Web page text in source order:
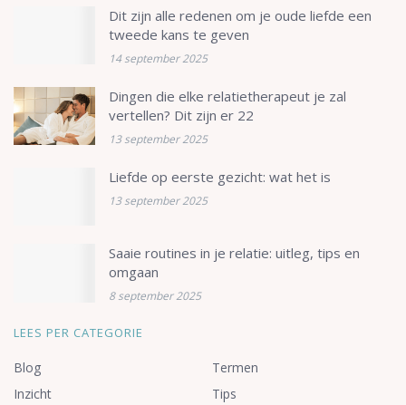
Dit zijn alle redenen om je oude liefde een
tweede kans te geven
14 september 2025
Dingen die elke relatietherapeut je zal
vertellen? Dit zijn er 22
13 september 2025
Liefde op eerste gezicht: wat het is
13 september 2025
Saaie routines in je relatie: uitleg, tips en
omgaan
8 september 2025
LEES PER CATEGORIE
Blog
Inzicht
Termen
Tips